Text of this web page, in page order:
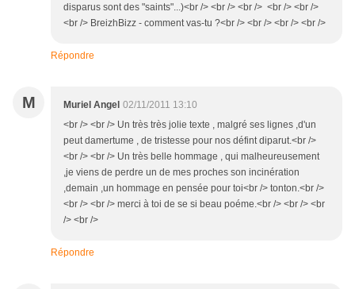
disparus sont des "saints"...)<br /> <br /> <br /> <br /> <br />
<br /> BreizhBizz - comment vas-tu ?<br /> <br /> <br /> <br />
Répondre
M Muriel Angel 02/11/2011 13:10
<br /> <br /> Un très très jolie texte , malgré ses lignes ,d'un
peut damertume , de tristesse pour nos défint diparut.<br />
<br /> <br /> Un très belle hommage , qui malheureusement
,je viens de perdre un de mes proches son incinération
,demain ,un hommage en pensée pour toi<br /> tonton.<br />
<br /> <br /> merci à toi de se si beau poéme.<br /> <br /> <br
/> <br />
Répondre